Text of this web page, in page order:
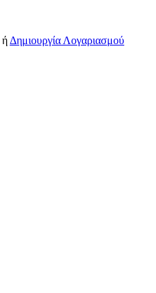
ή Δημιουργία Λογαριασμού